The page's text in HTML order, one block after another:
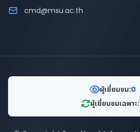
cmd@msu.ac.th
ผู้เยี่ยมชม:0
ผู้เยี่ยมชมเฉพาะ: